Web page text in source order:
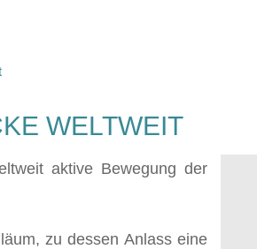
WELTWEIT
aktive Bewegung der
zu dessen Anlass eine